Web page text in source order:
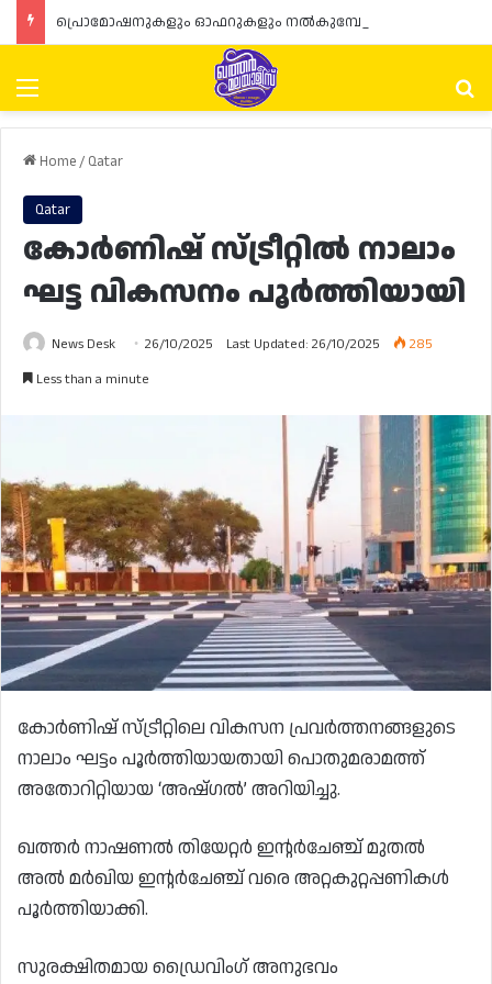
Menu
Home/ Qatar
Qatar
കോർണിഷ് സ്ട്രീറ്റിൽ നാലാം
ഘട്ട വികസനം പൂർത്തിയായി
News Desk 26/10/2025 Last Updated: 26/10/2025
285
Less than a minute
കോർണിഷ് സ്ട്രീറ്റിലെ വികസന പ്രവർത്തനങ്ങളുടെ
നാലാം ഘട്ടം പൂർത്തിയായതായി പൊതുമരാമത്ത്
അതോറിറ്റിയായ ‘അഷ്ഗൽ’ അറിയിച്ചു.
ഖത്തർ നാഷണൽ തിയേറ്റർ ഇന്റർചേഞ്ച് മുതൽ
അൽ മർഖിയ ഇന്റർചേഞ്ച് വരെ അറ്റകുറ്റപ്പണികൾ
പൂർത്തിയാക്കി.
സുരക്ഷിതമായ ഡ്രൈവിംഗ് അനുഭവം